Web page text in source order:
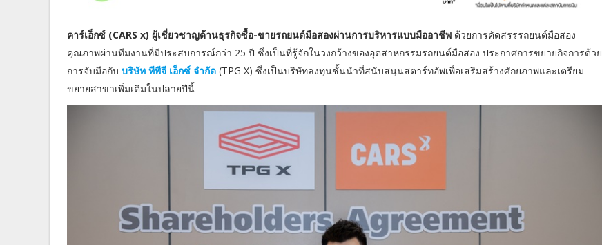
คาร์เอ็กซ์ (CARS x) ผู้เชี่ยวชาญด้านธุรกิจซื้อ-ขายรถยนต์มือสองผ่านการบริหารแบบมืออาชีพ ด้วยการคัดสรรรถยนต์มือสอง
คุณภาพผ่านทีมงานที่มีประสบการณ์กว่า 25 ปี ซึ่งเป็นที่รู้จักในวงกว้างของอุตสาหกรรมรถยนต์มือสอง ประกาศการขยายกิจการด้วย
การจับมือกับ บริษัท ทีพีจี เอ็กซ์ จำกัด (TPG X) ซึ่งเป็นบริษัทลงทุนชั้นนำที่สนับสนุนสตาร์ทอัพเพื่อเสริมสร้างศักยภาพและเตรียม
ขยายสาขาเพิ่มเติมในปลายปีนี้